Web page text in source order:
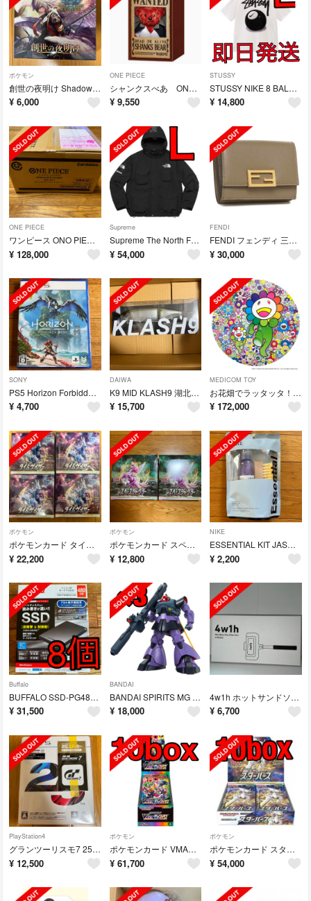
ポケモン
創世の夜明け Shadowverse EVOLVE シャドウバース
¥ 6,000
ONE PIECE
シャンクスべあ ONE PIECE FILM RED
¥ 9,550
STUSSY
STUSSY NIKE 8 BALL TEE Lサイズ
¥ 14,800
ONE PIECE
ワンピース ONO PIECE ROMANCE DAWN カートン
¥ 128,000
Supreme
Supreme The North Face Jacket
¥ 54,000
FENDI
FENDI フェンディ 三つ折り財布 MICRO TRIFOLD TARTUFO
¥ 30,000
SONY
PS5 Horizon Forbidden West
¥ 4,700
DAIWA
K9 MID KLASH9 湖北SP SUPLEX
¥ 15,700
MEDICOM TOY
お花畑でラッタッタ！ ポスター作品 村上隆
¥ 172,000
ポケモン
ポケモンカード タイムゲイザー 4box シュリンク付き
¥ 22,200
ポケモン
ポケモンカード スペースジャグラー 2box シュリンク付き
¥ 12,800
NIKE
ESSENTIAL KIT JASON MARKK ジェイソンマーク
¥ 2,200
Buffalo
BUFFALO SSD-PG480U3-BA バッファロー SSD 480GB
¥ 31,500
BANDAI
BANDAI SPIRITS MG 機動戦士ガンダム リック・ドム
¥ 18,000
4w1h ホットサンドソロ 燕三条キッチン研究所
¥ 6,700
PlayStation4
グランツーリスモ7 25周年アニバーサリーエディション 楽天ブックス
¥ 12,500
ポケモン
ポケモンカード VMAXクライマックス 10box シュリンク付
¥ 61,700
ポケモン
ポケモンカード スターバース 10box シュリンク付
¥ 54,000